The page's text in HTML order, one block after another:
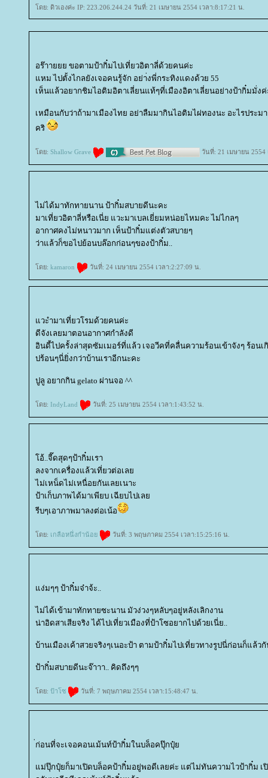
ดย: ดิวเองค่ะ IP: 223.206.244.24 วันที่: 21 เมษายน 2554 เวลา:8:17:21 น.
อร๊าายยย ขอตามป้ากิ๋มไปเที่ยวอิตาลี่ด้วยคนค่ะ
หม ไปตั้งไกลยังเจอคนรู้จัก อย่า่งพี่กระทิงแดงด้วย 55
เห็นแล้วอยากชิมไอติมอิตาเลี่ยนแท้ๆที่เมืองอิตาเลี่ยนอย่างป้ากิ๋มมั่งค่
เหมือนกับว่าถ้ามาเมืองไทย อย่าลืมมากินไอติมไผ่ทองนะ อะไรประม
คริ
ดย: Shallow Grave วันที่: 21 เมษายน 2554
ไม่ได้มาทักทายนาน ป้ากิ๋มสบายดีนะคะ
มาเที่ยวอิตาลี่หรือเนี่ย แวะมาเบลเยี่ยมหน่อยไหมคะ ไม่ไกลๆ
อากาศคงไม่หนาวมาก เห็นป้ากิ๋มแต่งตัวสบายๆ
ว่าแล้วก็ขอไปย้อนบล๊อกก่อนๆของป้ากิ๋ม..
ดย: kamaron วันที่: 24 เมษายน 2554 เวลา:2:27:09 น.
วะำมาเที่ยวโรมด้วยคนค่ะ
ดีจังเลยมาตอนอากาศกำลังดี
อินดี้ไปครั้งล่าสุดซัมเมอร์ที่แล้ว เจอวีคที่คลื่นความร้อนเข้าจังๆ ร้อน
ปร้อนๆนี่ยิ่งกว่าบ้านเราอีกนะคะ
ปูลู อยากกิน gelato ผ่านจอ ^^
ดย: IndyLand วันที่: 25 เมษายน 2554 เวลา:1:43:52 น.
อ้..จี๊ดสุดๆป้ากิ๋มเรา
ลงจากเครื่องแล้วเที่ยวต่อเล
ไม่เหน็ดไม่เหนื่อยกันเลยเนาะ
ป้าเก็บภาพได้มาเพียบ เฉียบไปเล
รีบๆเอาภาพมาลงต่อเน้อ
ดย: เกลือหนึ่งกำน้อ วันที่: 3 พฤษภาคม 2554 เวลา:15:25:16 น.
ง่มๆๆ ป้ากิ๋มจ๋าจ้ะ..
ไม่ได้เข้ามาทักทายซะนาน มัวง่วงๆหลับๆอยู่หลังเลิกงาน
น่าอิดสาเสียจริง ได้ไปเที่ยวเมืองที่ป้าโซอยากไปด้วยเนี่ย..
บ้านเมืองเค้าสวยจริงๆเนอะป้า ตามป้ากิ๋มไปเที่ยวทางรูปนี่ก่อนก็แล้ว
ป้ากิ๋มสบายดีนะจ๊าาา.. คิดถึงๆๆ
ดย: ป้าโซ วันที่: 7 พฤษภาคม 2554 เวลา:15:48:47 น.
่ก่อนที่จะเจอคอนเม้นท์ป้ากิ๋มในบล็อคปุ๊กปุ๋
ม่ปุ๊กปุ๋ยก็มาเปิดบล็อคป้ากิ๋มอยู่พอดีเลยค่ะ แต่ไม่ทันความไวป้ากิ๋ม เ